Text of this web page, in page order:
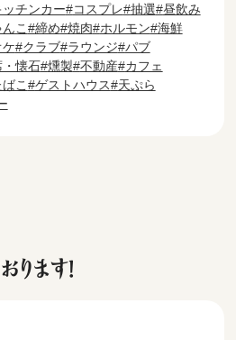
チンカー コスプレ 抽選 昼飲み
こ 締め 焼肉 ホルモン 海鮮
クラブ ラウンジ パブ
懐石 燻製 不動産 カフェ
こ ゲストハウス
天ぷら
ます！